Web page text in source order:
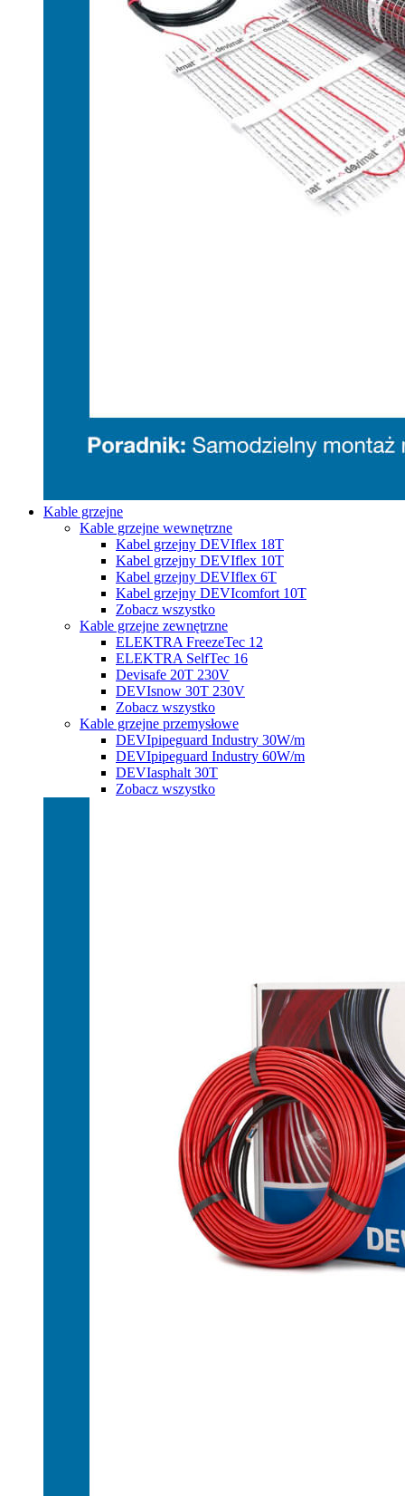
Kable grzejne
Kable grzejne wewnętrzne
Kabel grzejny DEVIflex 18T
Kabel grzejny DEVIflex 10T
Kabel grzejny DEVIflex 6T
Kabel grzejny DEVIcomfort 10T
Zobacz wszystko
Kable grzejne zewnętrzne
ELEKTRA FreezeTec 12
ELEKTRA SelfTec 16
Devisafe 20T 230V
DEVIsnow 30T 230V
Zobacz wszystko
Kable grzejne przemysłowe
DEVIpipeguard Industry 30W/m
DEVIpipeguard Industry 60W/m
DEVIasphalt 30T
Zobacz wszystko